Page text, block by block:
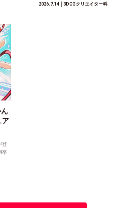
2026.7.14│3DCGクリエイター科
ア
登
卒